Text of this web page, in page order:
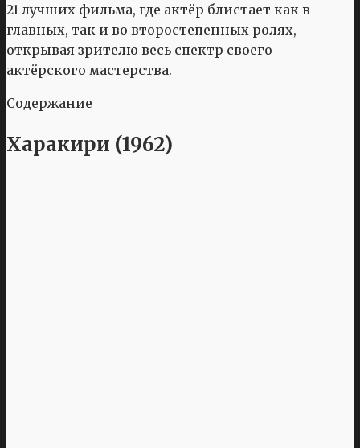
21 лучших фильма, где актёр блистает как в
главных, так и во второстепенных ролях,
открывая зрителю весь спектр своего
актёрского мастерства.
Содержание
Харакири (1962)